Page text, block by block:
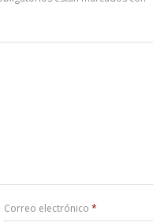
Correo electrónico *